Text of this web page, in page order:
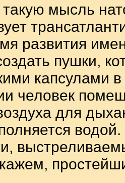
такую мысль
развития
пушки,
капсулами
человек
для